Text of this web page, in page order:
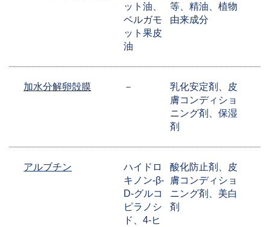
ット油、
ベルガモ
ット果皮
油
等、精油、植物
由来成分
加水分解卵殻膜 －
乳化安定剤、皮
膚コンディショ
ニング剤、保湿
剤
アルブチン
ハイドロ
キノン-β-
D-グルコ
ピラノシ
ド、4-ヒ
酸化防止剤、皮
膚コンディショ
ニング剤、美白
剤